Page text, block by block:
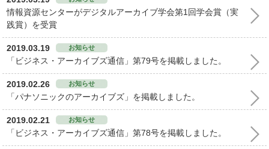
情報資源センターがデジタルアーカイブ学会第1回学会賞（実
践賞）を受賞
2019.03.19 お知らせ
「ビジネス・アーカイブズ通信」第79号を掲載しました。
2019.02.26 お知らせ
「パナソニックのアーカイブズ」を掲載しました。
2019.02.21 お知らせ
「ビジネス・アーカイブズ通信」第78号を掲載しました。